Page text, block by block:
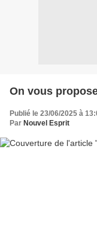
On vous
Publié le 23/06/2025 à
Par Nouvel Esprit